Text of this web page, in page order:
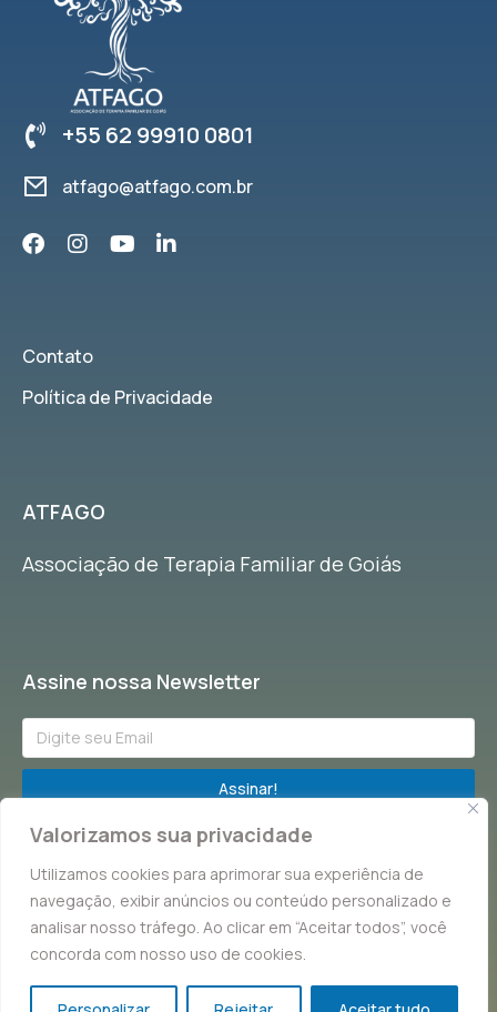
Valorizamos sua privacidade
Utilizamos cookies para aprimorar sua experiência de
navegação, exibir anúncios ou conteúdo personalizado e
analisar nosso tráfego. Ao clicar em “Aceitar todos”, você
concorda com nosso uso de cookies.
+55 62 99910 0801
atfago@atfago.com.br
Contato
Política de Privacidade
ATFAGO
Associação de Terapia Familiar de Goiás
Assine nossa Newsletter
Assinar!
Fique por dentro de tudo que acontece na Terapia Familiar!